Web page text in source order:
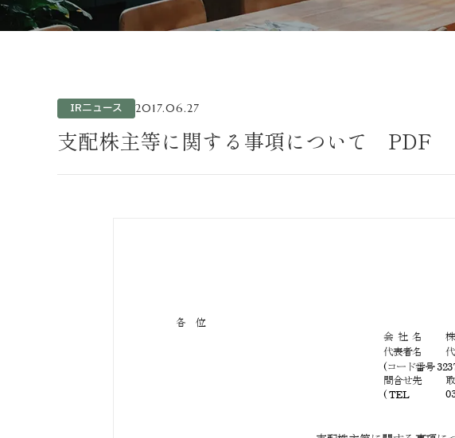
事業紹介
インバウンド送客事業
IRニュース 2017.06.27
支配株主等に関する事項について PDF